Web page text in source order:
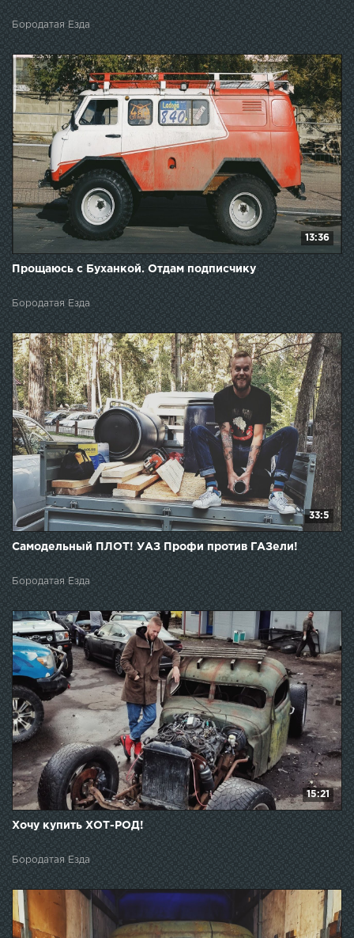
Бородатая Езда
13:36
Прощаюсь с Буханкой. Отдам подписчику
Бородатая Езда
33:5
Самодельный ПЛОТ! УАЗ Профи против ГАЗели!
Бородатая Езда
15:21
Хочу купить ХОТ-РОД!
Бородатая Езда